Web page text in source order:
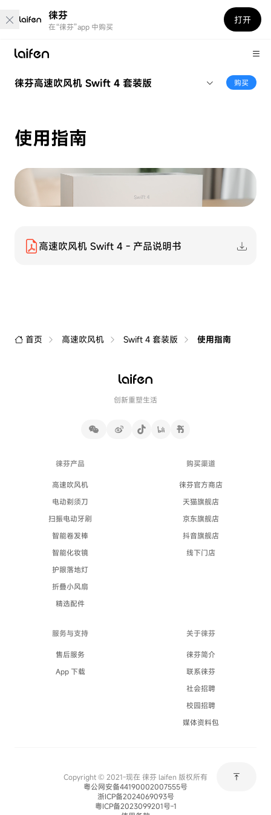
徕芬
在“徕芬”app 中购买
打开
徕芬高速吹风机 Swift 4 套装版 购买
使用指南
高速吹风机 Swift 4 - 产品说明书
首页 高速吹风机 Swift 4 套装版 使用指南
创新重塑生活
徕芬产品
高速吹风机
电动剃须刀
扫振电动牙刷
智能卷发棒
智能化妆镜
护眼落地灯
折叠小风扇
精选配件
购买渠道
徕芬官方商店
天猫旗舰店
京东旗舰店
抖音旗舰店
线下门店
服务与支持
售后服务
App 下载
关于徕芬
徕芬简介
联系徕芬
社会招聘
校园招聘
媒体资料包
Copyright © 2021-现在 徕芬 laifen 版权所有
粤公网安备44190002007555号
浙ICP备2024069093号
粤ICP备2023099201号-1
vertical_align_top